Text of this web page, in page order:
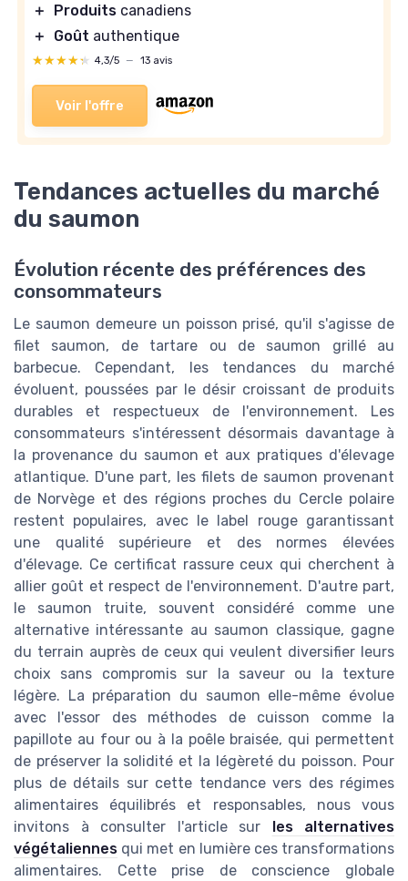
＋
Produits canadiens
＋
Goût authentique
★★★★★
★★★★★ 4,3/5 — 13 avis
Voir l'offre
Tendances actuelles du marché
du saumon
Évolution récente des préférences des
consommateurs
Le saumon demeure un poisson prisé, qu'il s'agisse de
filet saumon, de tartare ou de saumon grillé au
barbecue. Cependant, les tendances du marché
évoluent, poussées par le désir croissant de produits
durables et respectueux de l'environnement. Les
consommateurs s'intéressent désormais davantage à
la provenance du saumon et aux pratiques d'élevage
atlantique. D'une part, les filets de saumon provenant
de Norvège et des régions proches du Cercle polaire
restent populaires, avec le label rouge garantissant
une qualité supérieure et des normes élevées
d'élevage. Ce certificat rassure ceux qui cherchent à
allier goût et respect de l'environnement. D'autre part,
le saumon truite, souvent considéré comme une
alternative intéressante au saumon classique, gagne
du terrain auprès de ceux qui veulent diversifier leurs
choix sans compromis sur la saveur ou la texture
légère. La préparation du saumon elle-même évolue
avec l'essor des méthodes de cuisson comme la
papillote au four ou à la poêle braisée, qui permettent
de préserver la solidité et la légèreté du poisson. Pour
plus de détails sur cette tendance vers des régimes
alimentaires équilibrés et responsables, nous vous
invitons à consulter l'article sur
les alternatives
végétaliennes qui met en lumière ces transformations
alimentaires. Cette prise de conscience globale